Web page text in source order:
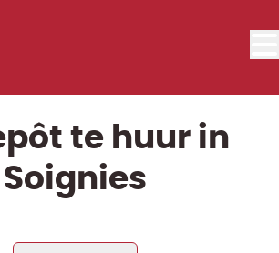
te huur in
Soignies